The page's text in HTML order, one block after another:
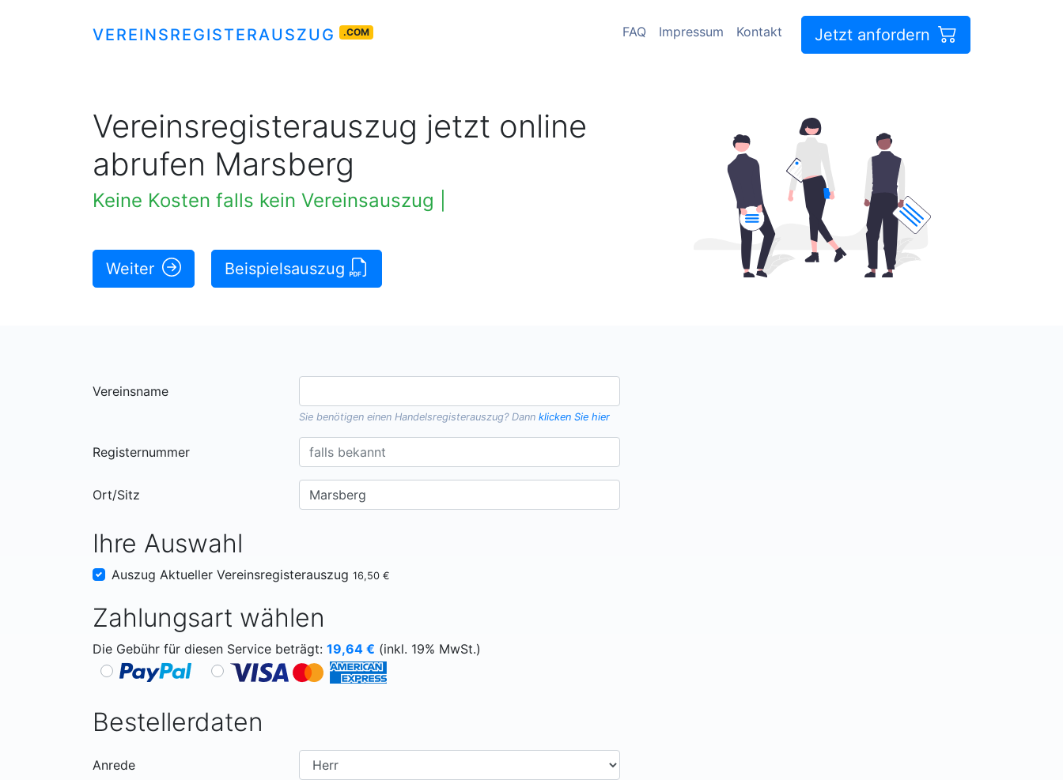
VEREINSREGISTERAUSZUG .COM FAQ Impressum Kontakt Jetzt anfordern
Vereinsregisterauszug jetzt online
abrufen Marsberg
Original rechtskräftige A|
Weiter Beispielsauszug
Vereinsname
Sie benötigen einenHandelsregisterauszug? Dannklicken Sie hier
Registernummer
Ort/Sitz
Ihre Auswahl
Auszug Aktueller Vereinsregisterauszug 16,50 €
Zahlungsart wählen
Die Gebühr für diesen Service beträgt: 19,64 € (inkl. 19% MwSt.)
Bestellerdaten
Anrede